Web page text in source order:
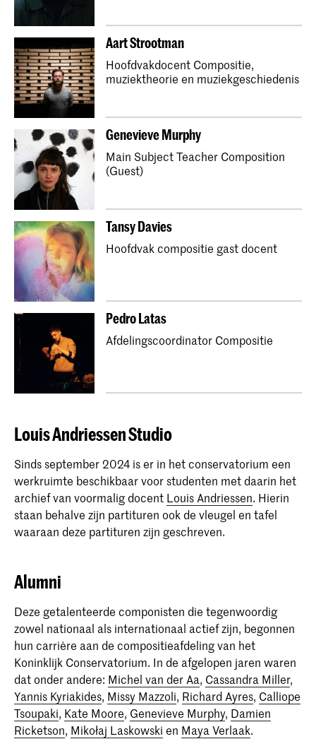
Aart Strootman
Hoofdvakdocent Compositie,
muziektheorie en muziekgeschiedenis
Genevieve Murphy
Main Subject Teacher Composition
(Guest)
Tansy Davies
Hoofdvak compositie gast docent
Pedro Latas
Afdelingscoordinator Compositie
Louis Andriessen Studio
Sinds september 2024 is er in het conservatorium een
werkruimte beschikbaar voor studenten met daarin het
archief van voormalig docent Louis Andriessen. Hierin
staan behalve zijn partituren ook de vleugel en tafel
waaraan deze partituren zijn geschreven.
Alumni
Deze getalenteerde componisten die tegenwoordig
zowel nationaal als internationaal actief zijn, begonnen
hun carrière aan de compositieafdeling van het
Koninklijk Conservatorium. In de afgelopen jaren waren
dat onder andere: Michel van der Aa, Cassandra Miller,
Yannis Kyriakides, Missy Mazzoli, Richard Ayres, Calliope
Tsoupaki, Kate Moore, Genevieve Murphy, Damien
Ricketson, Mikołaj Laskowski en Maya Verlaak.